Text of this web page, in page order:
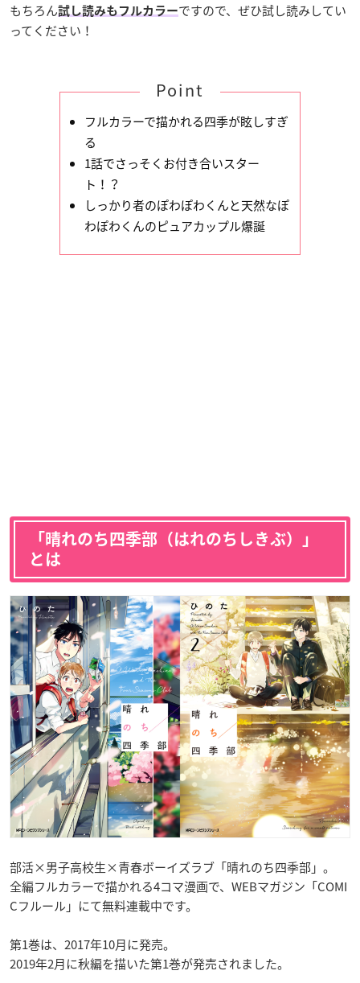
もちろん試し読みもフルカラーですので、ぜひ試し読みしてい
ってください！
Point
フルカラーで描かれる四季が眩しすぎ
る
1話でさっそくお付き合いスター
ト！？
しっかり者のぽわぽわくんと天然なぽ
わぽわくんのピュアカップル爆誕
「晴れのち四季部（はれのちしきぶ）」
とは
部活×男子高校生×青春ボーイズラブ「晴れのち四季部」。
全編フルカラーで描かれる4コマ漫画で、WEBマガジン「COMI
Cフルール」にて無料連載中です。
第1巻は、2017年10月に発売。
2019年2月に秋編を描いた第1巻が発売されました。